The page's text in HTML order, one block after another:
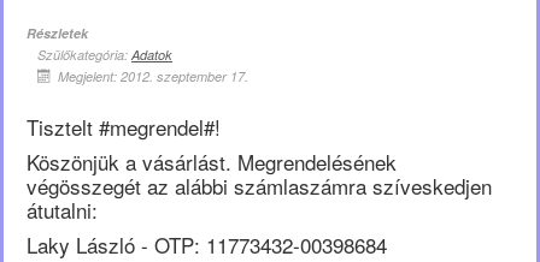
Részletek
Szülőkategória:Adatok
Megjelent: 2012. szeptember 17.
Tisztelt #megrendel#!
Köszönjük a vásárlást. Megrendelésének
végösszegét az alábbi számlaszámra szíveskedjen
átutalni:
Laky László - OTP: 11773432-00398684